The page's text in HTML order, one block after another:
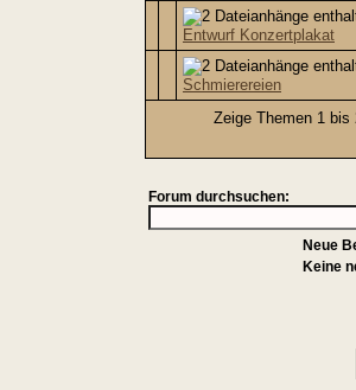
Entwurf Konzertplakat
Schmierereien
Zeige Themen 1
Forum durchsuchen:
Neue
Keine